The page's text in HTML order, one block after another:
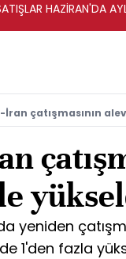
HAZİRAN'DA
İran çatışmasının
yeniden
1'den fazla